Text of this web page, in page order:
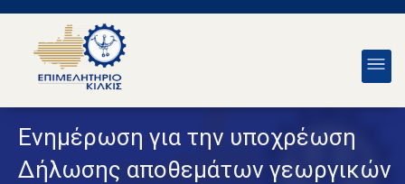
Ενημέρωση για την υποχρέωση
Δήλωσης αποθεμάτων γεωργικών